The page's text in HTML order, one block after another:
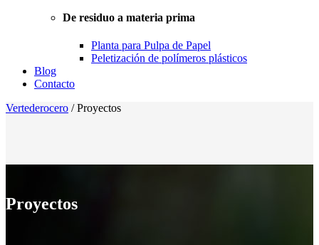
De residuo a materia prima
Planta para Pulpa de Papel
Peletización de polímeros plásticos
Blog
Contacto
Vertederocero /Proyectos
Proyectos